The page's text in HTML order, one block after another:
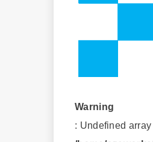
Warning
: Undefined